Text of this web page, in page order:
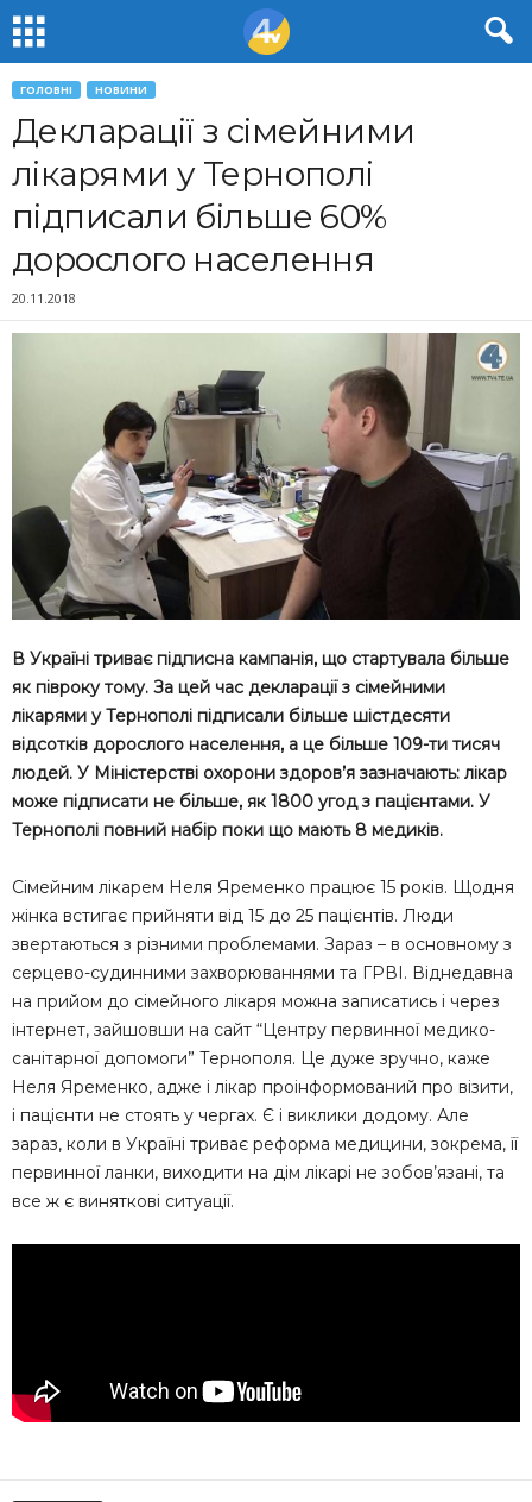
ГОЛОВНІ НОВИНИ
Декларації з сімейними
лікарями у Тернополі
підписали більше 60%
дорослого населення
20.11.2018
В Україні триває підписна кампанія, що стартувала більше
як півроку тому. За цей час декларації з сімейними
лікарями у Тернополі підписали більше шістдесяти
відсотків дорослого населення, а це більше 109-ти тисяч
людей. У Міністерстві охорони здоров’я зазначають: лікар
може підписати не більше, як 1800 угод з пацієнтами. У
Тернополі повний набір поки що мають 8 медиків.
Сімейним лікарем Неля Яременко працює 15 років. Щодня
жінка встигає прийняти від 15 до 25 пацієнтів. Люди
звертаються з різними проблемами. Зараз – в основному з
серцево-судинними захворюваннями та ГРВІ. Віднедавна
на прийом до сімейного лікаря можна записатись і через
інтернет, зайшовши на сайт “Центру первинної медико-
санітарної допомоги” Тернополя. Це дуже зручно, каже
Неля Яременко, адже і лікар проінформований про візити,
і пацієнти не стоять у чергах. Є і виклики додому. Але
зараз, коли в Україні триває реформа медицини, зокрема, її
первинної ланки, виходити на дім лікарі не зобов’язані, та
все ж є виняткові ситуації.